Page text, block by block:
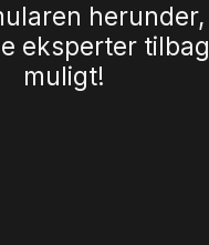
eksperter
muligt!